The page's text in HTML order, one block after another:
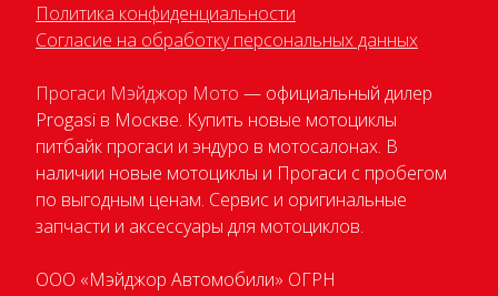
Политика конфиденциальности
Согласие на обработку персональных данных
Прогаси Мэйджор Мото — официальный дилер
Progasi в Москве. Купить новые мотоциклы
питбайк прогаси и эндуро в мотосалонах. В
наличии новые мотоциклы и Прогаси с пробегом
по выгодным ценам. Сервис и оригинальные
запчасти и аксессуары для мотоциклов.
ООО «Мэйджор Автомобили» ОГРН